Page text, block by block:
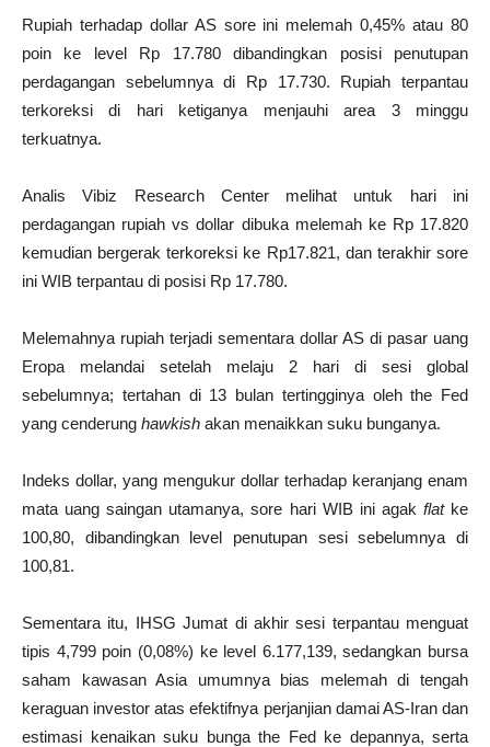
Rupiah terhadap dollar AS sore ini melemah 0,45% atau 80
poin ke level Rp 17.780 dibandingkan posisi penutupan
perdagangan sebelumnya di Rp 17.730. Rupiah terpantau
terkoreksi di hari ketiganya menjauhi area 3 minggu
terkuatnya.
Analis Vibiz Research Center melihat untuk hari ini
perdagangan rupiah vs dollar dibuka melemah ke Rp 17.820
kemudian bergerak terkoreksi ke Rp17.821, dan terakhir sore
ini WIB terpantau di posisi Rp 17.780.
Melemahnya rupiah terjadi sementara dollar AS di pasar uang
Eropa melandai setelah melaju 2 hari di sesi global
sebelumnya; tertahan di 13 bulan tertingginya oleh the Fed
yang cenderung hawkish akan menaikkan suku bunganya.
Indeks dollar, yang mengukur dollar terhadap keranjang enam
mata uang saingan utamanya, sore hari WIB ini agak flatke
100,80, dibandingkan level penutupan sesi sebelumnya di
100,81.
Sementara itu, IHSG Jumat di akhir sesi terpantau menguat
tipis 4,799 poin (0,08%) ke level 6.177,139, sedangkan bursa
saham kawasan Asia umumnya bias melemah di tengah
keraguan investor atas efektifnya perjanjian damai AS-Iran dan
estimasi kenaikan suku bunga the Fed ke depannya, serta